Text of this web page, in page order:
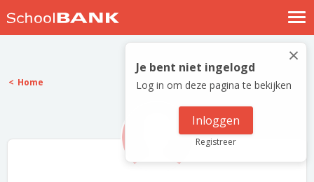
Nostalgische verhalen
Log in
Meld je gratis aan
×
Je bent niet ingelogd
Log in om deze pagina te bekijken
Inloggen
Registreer
Home